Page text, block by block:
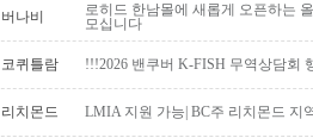
버나비
로히드 한남몰에 새롭게 오픈하는
모십니다
코퀴틀람 !!!2026 밴쿠버 K-FISH 무역상담회
리치몬드 LMIA 지원 가능| BC주 리치몬드 지